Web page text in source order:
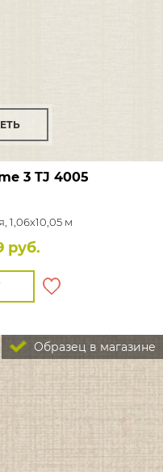
3TJ 4005
1,06x10,05 м
руб.
Образец в магазине